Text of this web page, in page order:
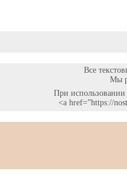
Все
Мы
При использовании
<a href=”https://